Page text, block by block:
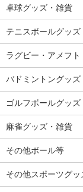
卓球グッズ・雑貨
テニスボールグッズ
ラグビー・アメフト
バドミントングッズ
ゴルフボールグッズ
麻雀グッズ・雑貨
その他ボール等
その他スポーツグッ